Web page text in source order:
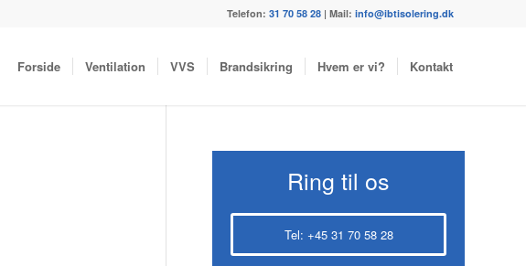
Telefon: 31 70 58 28 | Mail: info@ibtisolering.dk
Forside Ventilation VVS Brandsikring Hvem er vi? Kontakt
Ring til os
Tel: +45 31 70 58 28